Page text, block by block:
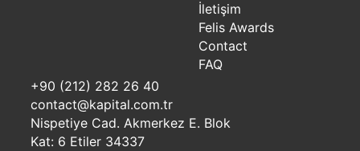
İletişim
Felis Awards
Contact
FAQ
+90 (212) 282 26 40
contact@kapital.com.tr
Nispetiye Cad. Akmerkez E. Blok
Kat: 6 Etiler 34337